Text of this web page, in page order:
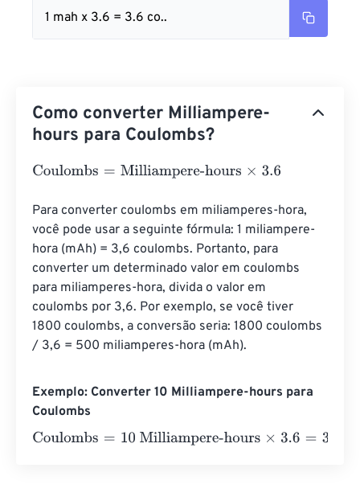
1 mah x 3.6 = 3.6 co..
Como converter Milliampere-
hours para Coulombs?
Coulombs= Milliampere-hours×3.6
Para converter coulombs em miliamperes-hora,
você pode usar a seguinte fórmula: 1 miliampere-
hora (mAh) = 3,6 coulombs. Portanto, para
converter um determinado valor em coulombs
para miliamperes-hora, divida o valor em
coulombs por 3,6. Por exemplo, se você tiver
1800 coulombs, a conversão seria: 1800 coulombs
/ 3,6 = 500 miliamperes-hora (mAh).
Exemplo: Converter 10 Milliampere-hours para
Coulombs
Coulombs= 10 Milliampere-hours×3.6=36 Coulombs